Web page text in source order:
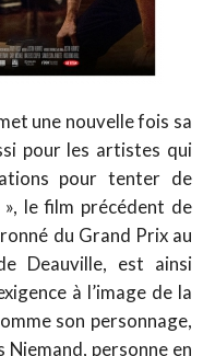
une nouvelle fois sa
pour les artistes qui
pour tenter de
le film précédent de
du Grand Prix au
Deauville, est ainsi
à l’image de la
son personnage,
personne en